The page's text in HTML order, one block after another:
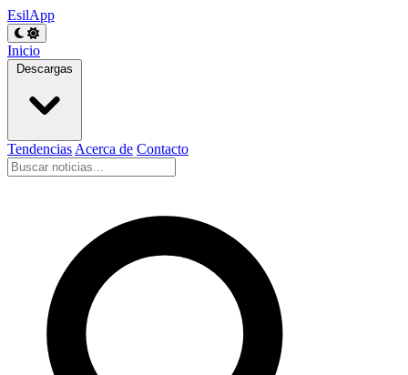
EsilApp
Inicio
Descargas
Tendencias Acerca de Contacto